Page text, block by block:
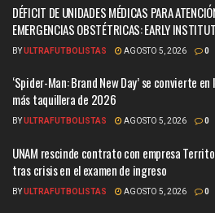
DÉFICIT DE UNIDADES MÉDICAS PARA
EMERGENCIAS OBSTÉTRICAS: EARLY
BYULTRAFUTBOLISTAS AGOSTO 5, 2026 0
‘Spider-Man: Brand New Day’ se convierte en
más taquillera de 2026
BYULTRAFUTBOLISTAS AGOSTO 5, 2026 0
UNAM rescinde contrato con empresa
tras crisis en el examen de ingreso
BYULTRAFUTBOLISTAS AGOSTO 5, 2026 0